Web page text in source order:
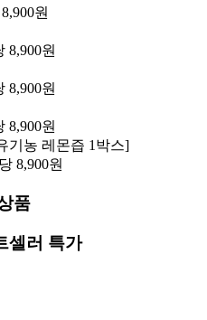
원
8,900원
8,900원
8,900원
기농 레몬즙 1박스]
8,900원
품
셀러 특가